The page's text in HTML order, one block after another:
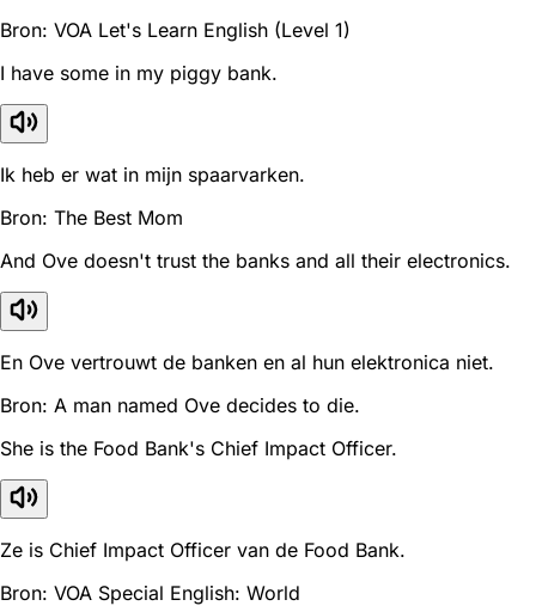
Bron: VOA Let's Learn English (Level 1)
I have some in my piggy bank.
Ik heb er wat in mijn spaarvarken.
Bron: The Best Mom
And Ove doesn't trust the banks and all their electronics.
En Ove vertrouwt de banken en al hun elektronica niet.
Bron: A man named Ove decides to die.
She is the Food Bank's Chief Impact Officer.
Ze is Chief Impact Officer van de Food Bank.
Bron: VOA Special English: World